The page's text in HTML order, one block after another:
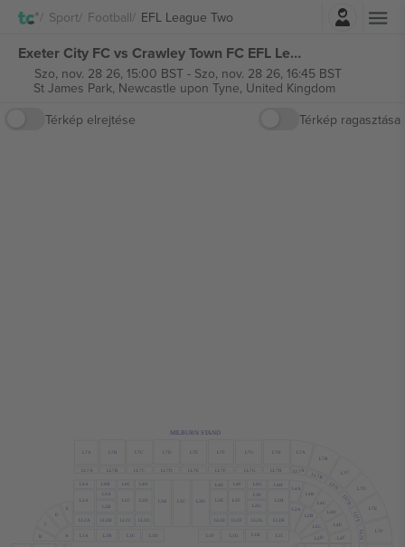
Sport Football EFL League TwoBelépés
Exeter City FC vs Crawley Town FC EFL League Two jegyek
Szo, nov. 28 26, 15:00 BST- Szo, nov. 28 26, 16:45 BST
St James Park, Newcastle upon Tyne, United Kingdom
Térkép elrejtése
Térkép ragasztása
L1B L1C L1G
L1A
L7G
LL7G
L7A L7B L7C
LL7A LL7B LL7C
L4A
L4B
L4C
L4D
L4E
L4F
A
B
C
L2A
L2B
L2C
L7A
L7B
LL7A
LL7B
LL7C
LL7D
LL7E
LL7F
L3B L3C
L2A
L2B
L2C L2E L2F
L2G
L2H
L3A
L4A L4B L4C L4D L4E L4F L4G L4H
LL2A LL2B LL2C LL2G
MILBURN STAND